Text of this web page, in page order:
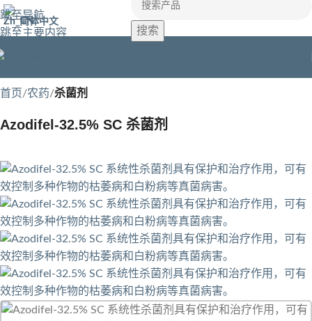
跳至导航
跳至主要内容
简体中文
搜索
首页 农药 杀菌剂
Azodifel-32.5% SC 杀菌剂